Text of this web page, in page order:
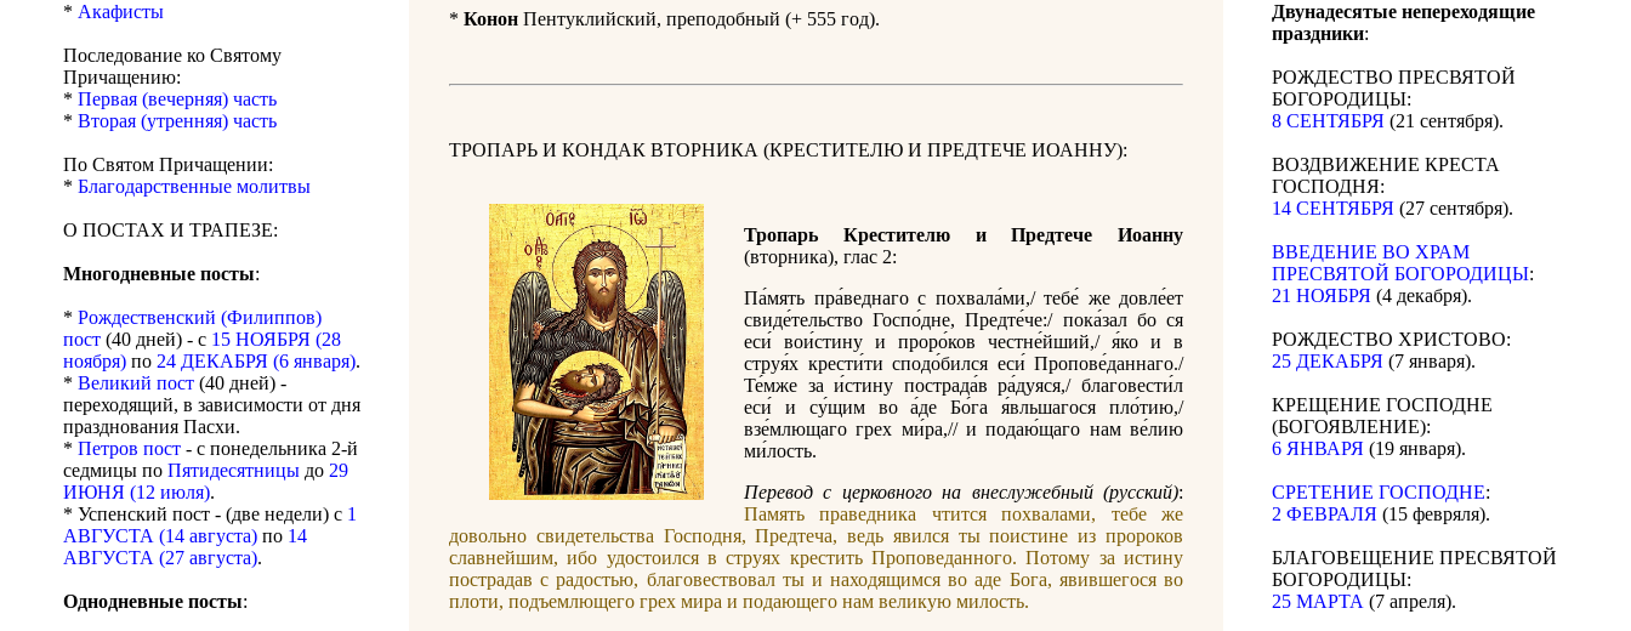
* Акафисты
Последование ко Святому
Причащению:
* Первая (вечерняя) часть
* Вторая (утренняя) часть
По Святом Причащении:
* Благодарственные молитвы
О ПОСТАХ И ТРАПЕЗЕ:
Многодневные посты:
* Рождественский (Филиппов)
пост (40 дней) - с 15 НОЯБРЯ (28
ноября) по 24 ДЕКАБРЯ (6 января).
* Великий пост (40 дней) -
переходящий, в зависимости от дня
празднования Пасхи.
* Петров пост - с понедельника 2-й
седмицы по Пятидесятницы до 29
ИЮНЯ (12 июля).
* Успенский пост - (две недели) с 1
АВГУСТА (14 августа) по 14
АВГУСТА (27 августа).
Однодневные посты:
* Конон Пентуклийский, преподобный (+ 555 год).
ТРОПАРЬ И КОНДАК ВТОРНИКА (КРЕСТИТЕЛЮ И ПРЕДТЕЧЕ ИОАННУ):
Тропарь Крестителю и Предтече Иоанну
(вторника), глас 2:
Па́мять пра́веднаго с похвала́ми,/ тебе́ же довле́ет
свиде́тельство Госпо́дне, Предте́че:/ пока́зал бо ся
еси́ вои́стину и проро́ков честне́йший,/ я́ко и в
струя́х крести́ти сподо́бился еси́ Пропове́даннаго./
Те́мже за и́стину пострада́в ра́дуяся,/ благовести́л
еси́ и су́щим во а́де Бо́га я́вльшагося пло́тию,/
взе́млющаго грех ми́ра,// и подаю́щаго нам ве́лию
ми́лость.
Перевод с церковного на внеслужебный (русский):
Память праведника чтится похвалами, тебе же
довольно свидетельства Господня, Предтеча, ведь явился ты поистине из пророков
славнейшим, ибо удостоился в струях крестить Проповеданного. Потому за истину
пострадав с радостью, благовествовал ты и находящимся во аде Бога, явившегося во
плоти, подъемлющего грех мира и подающего нам великую милость.
Двунадесятые непереходящие
праздники:
РОЖДЕСТВО ПРЕСВЯТОЙ
БОГОРОДИЦЫ:
8 СЕНТЯБРЯ (21 сентября).
ВОЗДВИЖЕНИЕ КРЕСТА
ГОСПОДНЯ:
14 СЕНТЯБРЯ (27 сентября).
ВВЕДЕНИЕ ВО ХРАМ
ПРЕСВЯТОЙ БОГОРОДИЦЫ:
21 НОЯБРЯ (4 декабря).
РОЖДЕСТВО ХРИСТОВО:
25 ДЕКАБРЯ (7 января).
КРЕЩЕНИЕ ГОСПОДНЕ
(БОГОЯВЛЕНИЕ):
6 ЯНВАРЯ (19 января).
СРЕТЕНИЕ ГОСПОДНЕ:
2 ФЕВРАЛЯ (15 февряля).
БЛАГОВЕЩЕНИЕ ПРЕСВЯТОЙ
БОГОРОДИЦЫ:
25 МАРТА (7 апреля).